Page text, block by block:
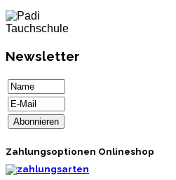
Newsletter
Zahlungsoptionen Onlineshop